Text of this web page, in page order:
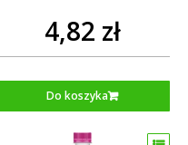
4,82 zł
Do koszyka